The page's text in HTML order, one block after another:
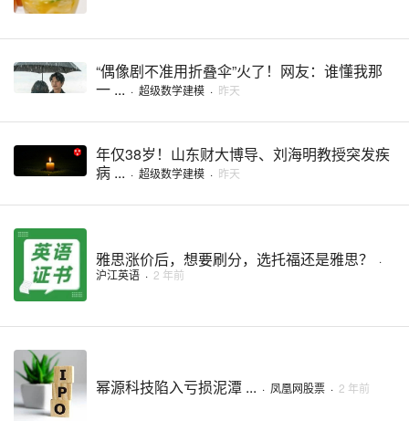
“偶像剧不准用折叠伞”火了！网友：谁懂我那
一 ... · 超级数学建模 · 昨天
年仅38岁！山东财大博导、刘海明教授突发疾
病 ... · 超级数学建模 · 昨天
雅思涨价后，想要刷分，选托福还是雅思？
·
沪江英语 · 2 年前
幂源科技陷入亏损泥潭 ... · 凤凰网股票 · 2 年前